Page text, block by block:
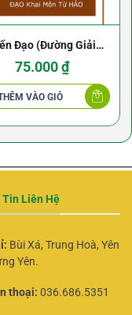
Đạo (Đường Giải
Thoát) – Thanh Sĩ
75.000₫
VÀO GIỎ
Liên Hệ
Bùi Xá, Trung Hoà, Yên
Yên.
thoại: 036.686.5351